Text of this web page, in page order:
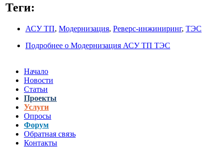
Теги:
АСУ ТП, Модернизация, Реверс-инжиниринг, ТЭС
Подробнее о Модернизация АСУ ТП ТЭС
Начало
Новости
Статьи
Проекты
Услуги
Опросы
Форум
Обратная связь
Контакты